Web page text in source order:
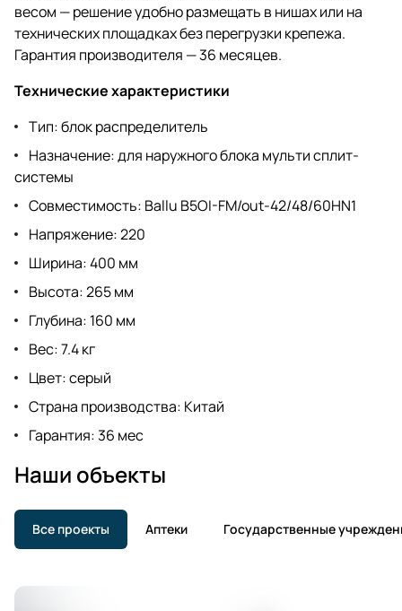
весом — решение удобно размещать в нишах или на
технических площадках без перегрузки крепежа.
Гарантия производителя — 36 месяцев.
Технические характеристики
Тип: блок распределитель
Назначение: для наружного блока мульти сплит-
системы
Совместимость: Ballu B5OI-FM/out-42/48/60HN1
Напряжение: 220
Ширина: 400 мм
Высота: 265 мм
Глубина: 160 мм
Вес: 7.4 кг
Цвет: серый
Страна производства: Китай
Гарантия: 36 мес
Наши объекты
Все проекты Аптеки Государственные